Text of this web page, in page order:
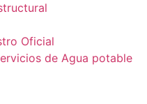
Oficial
de Agua potable